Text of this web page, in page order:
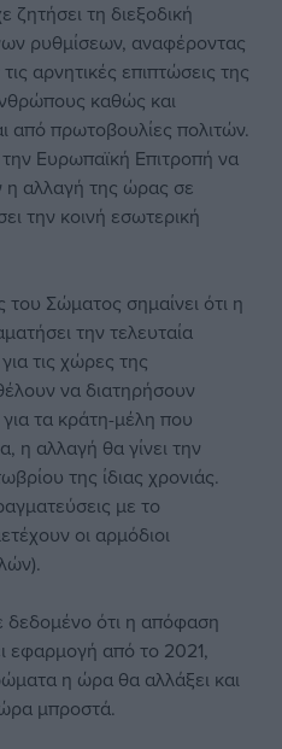
ζητήσει τη διεξοδική
ρυθμίσεων, αναφέροντας
αρνητικές επιπτώσεις της
καθώς και
από πρωτοβουλίες πολιτών.
Ευρωπαϊκή Επιτροπή να
η αλλαγή της ώρας σε
την κοινή εσωτερική
Σώματος σημαίνει ότι η
την τελευταία
τις χώρες της
να διατηρήσουν
τα κράτη-μέλη που
η αλλαγή θα γίνει την
της ίδιας χρονιάς.
με το
οι αρμόδιοι
δεδομένο ότι η απόφαση
εφαρμογή από το 2021,
η ώρα θα αλλάξει και
μπροστά.